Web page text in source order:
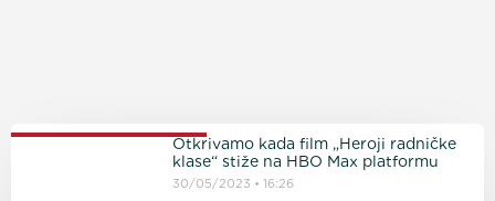
PROČITAJTE JOŠOtkrivamo kada film „Heroji radničke
klase“ stiže na HBO Max platformu
30/05/2023 16:26